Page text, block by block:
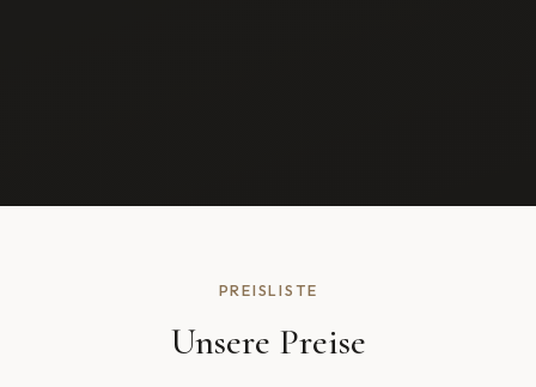
PREISLISTE
Unsere Preise